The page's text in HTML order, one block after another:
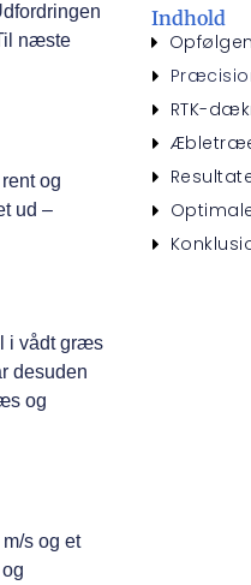
næste
og
ud –
i vådt græs
desuden
og
s og et
Indhold
RTK-